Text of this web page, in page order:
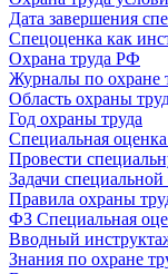
Дата завершения
Спецоценка как
Охрана труда РФ
Журналы по охране
Область охраны
Год охраны труда
Специальная
Провести
Задачи
Правила охраны
ФЗ Специальная
Вводный
Знания по охране